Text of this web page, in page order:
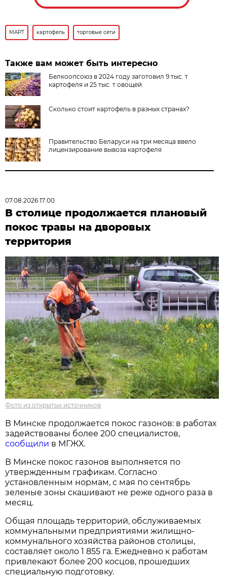
МАРТ картофель торговые сети
Также вам может быть интересно
Белкоопсоюз в 2024 году заготовил 9 тыс. т
картофеля и 25 тыс. т овощей
Сколько стоит картофель в разных странах?
Правительство Беларуси на три месяца ввело
лицензирование вывоза картофеля
07.08.2026 17:00
В столице продолжается плановый
покос травы на дворовых
территория
Фото из открытых источников
В Минске продолжается покос газонов: в работах
задействованы более 200 специалистов,
сообщили в МГЖХ.
В Минске покос газонов выполняется по
утвержденным графикам. Согласно
установленным нормам, с мая по сентябрь
зеленые зоны скашивают не реже одного раза в
месяц.
Общая площадь территорий, обслуживаемых
коммунальными предприятиями жилищно-
коммунального хозяйства районов столицы,
составляет около 1 855 га. Ежедневно к работам
привлекают более 200 косцов, прошедших
специальную подготовку.